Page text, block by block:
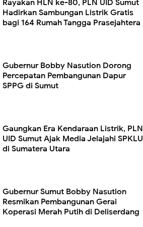
Rayakan HLN ke-80, PLN UID Sumut
Hadirkan Sambungan Listrik Gratis
bagi 164 Rumah Tangga Prasejahtera
Gubernur Bobby Nasution Dorong
Percepatan Pembangunan Dapur
SPPG di Sumut
Gaungkan Era Kendaraan Listrik, PLN
UID Sumut Ajak Media Jelajahi SPKLU
di Sumatera Utara
Gubernur Sumut Bobby Nasution
Resmikan Pembangunan Gerai
Koperasi Merah Putih di Deliserdang